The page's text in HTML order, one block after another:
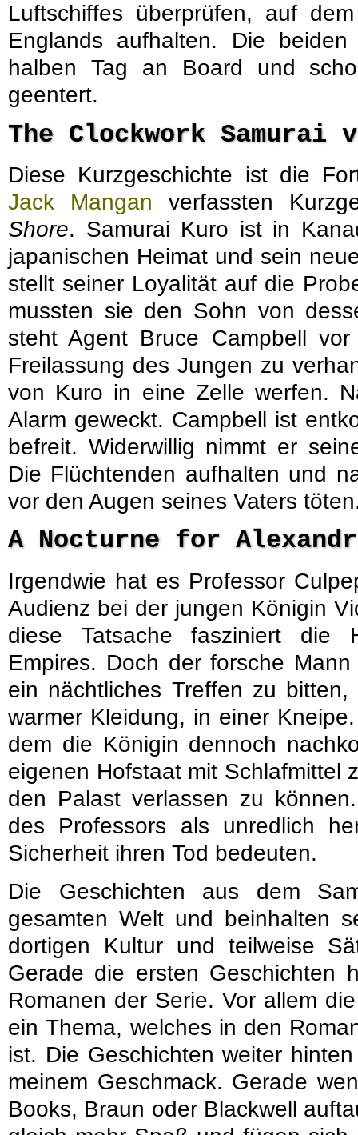
Luftschiffes überprüfen, auf
Englands aufhalten. Die
halben Tag an Board und
geentert.
The Clockwork Samurai
Diese Kurzgeschichte ist die
Jack Mangan verfassten
Shore. Samurai Kuro ist in
japanischen Heimat und sein
stellt seiner Loyalität auf die
mussten sie den Sohn von
steht Agent Bruce Campbell
Freilassung des Jungen zu
von Kuro in eine Zelle werfen.
Alarm geweckt. Campbell ist
befreit. Widerwillig nimmt er
Die Flüchtenden aufhalten und
vor den Augen seines Vaters
A Nocturne for
Irgendwie hat es Professor
Audienz bei der jungen Königin
diese Tatsache fasziniert die
Empires. Doch der forsche
ein nächtliches Treffen zu
warmer Kleidung, in einer
dem die Königin dennoch
eigenen Hofstaat mit Schlafmittel
den Palast verlassen zu
des Professors als unredlich
Sicherheit ihren Tod bedeuten.
Die Geschichten aus dem
gesamten Welt und beinhalten
dortigen Kultur und teilweise
Gerade die ersten Geschichten
Romanen der Serie. Vor allem
ein Thema, welches in den
ist. Die Geschichten weiter
meinem Geschmack. Gerade
Books, Braun oder Blackwell